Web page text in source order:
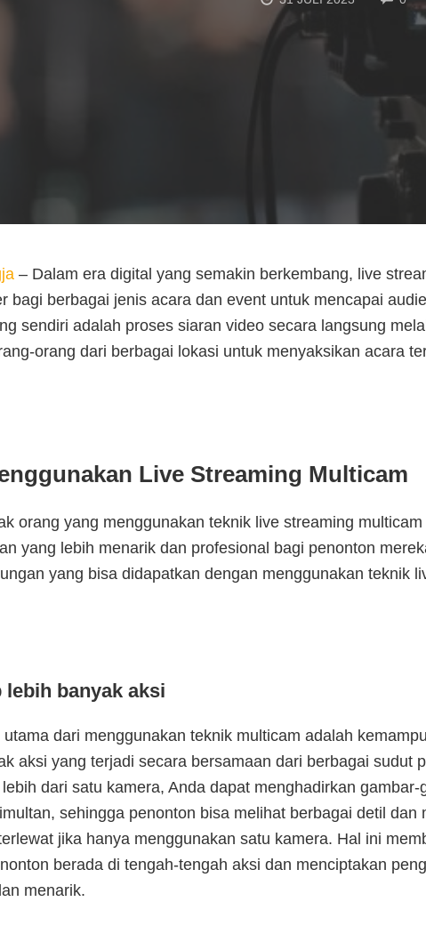
– Dalam era digital yang semakin berkembang, live
bagi berbagai jenis acara dan event untuk mencapai
sendiri adalah proses siaran video secara langsung
orang dari berbagai lokasi untuk menyaksikan acara
Live Streaming Multicam
orang yang menggunakan teknik live streaming
yang lebih menarik dan profesional bagi penonton
yang bisa didapatkan dengan menggunakan teknik
lebih banyak aksi
dari menggunakan teknik multicam adalah
aksi yang terjadi secara bersamaan dari berbagai sudut
dari satu kamera, Anda dapat menghadirkan gambar-
sehingga penonton bisa melihat berbagai detil dan
jika hanya menggunakan satu kamera. Hal ini
berada di tengah-tengah aksi dan menciptakan
menarik.